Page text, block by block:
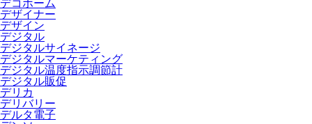
デコホーム
デザイナー
デザイン
デジタル
デジタルサイネージ
デジタルマーケティング
デジタル温度指示調節計
デジタル販促
デリカ
デリバリー
デルタ電子